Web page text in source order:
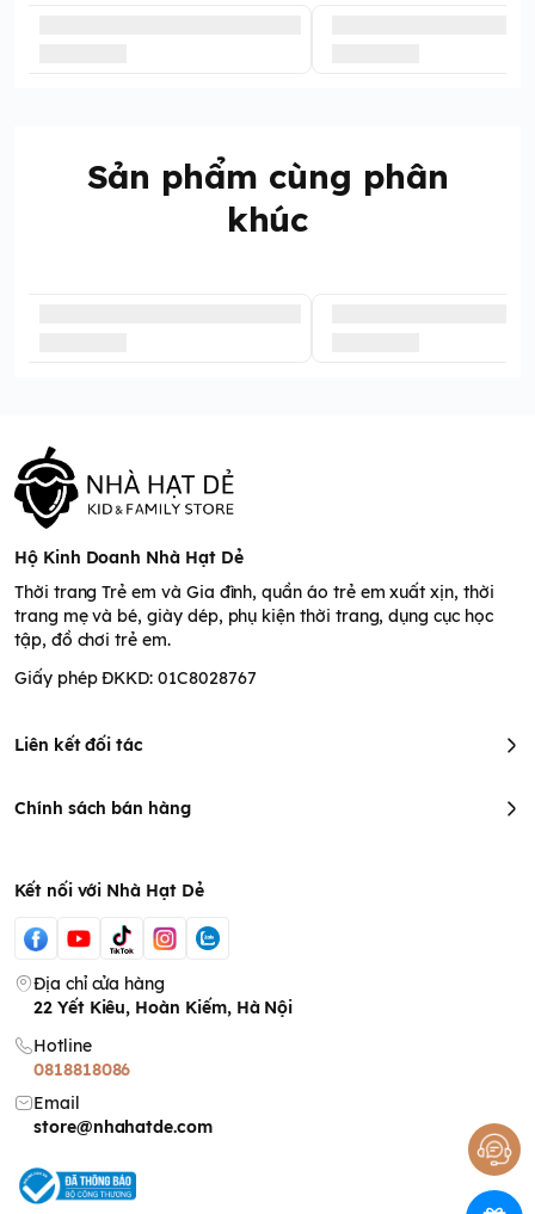
Sản phẩm cùng phân
khúc
Hộ Kinh Doanh Nhà Hạt Dẻ
Thời trang Trẻ em và Gia đình, quần áo trẻ em xuất xịn, thời
trang mẹ và bé, giày dép, phụ kiện thời trang, dụng cục học
tập, đồ chơi trẻ em.
Giấy phép ĐKKD: 01C8028767
Liên kết đối tác
Chính sách bán hàng
Kết nối với Nhà Hạt Dẻ
Địa chỉ cửa hàng
22 Yết Kiêu, Hoàn Kiếm, Hà Nội
Hotline
0818818086
Email
store@nhahatde.com